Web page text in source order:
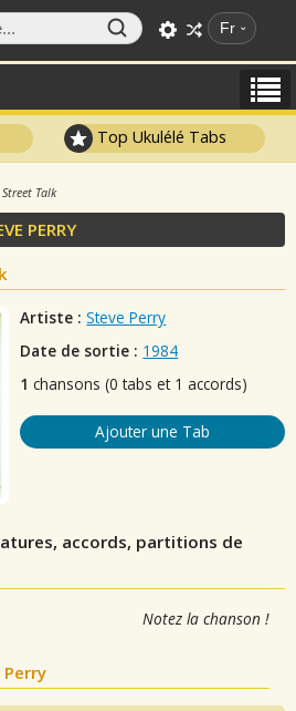
Fr
Top Ukulélé Tabs
Street Talk
PERRY
Artiste : Steve Perry
Date de sortie : 1984
1 chansons (0 tabs et 1 accords)
Ajouter une Tab
accords, partitions de
Notez la chanson !
Perry